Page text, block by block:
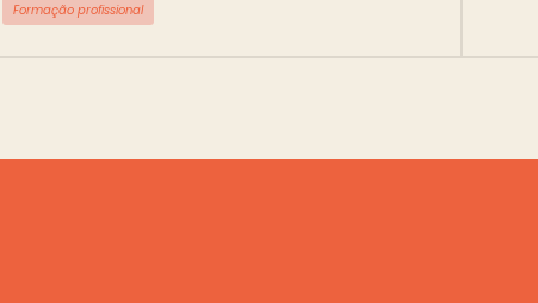
Formação profissional